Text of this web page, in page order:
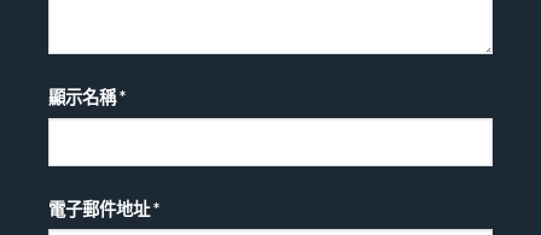
顯示名稱*
電子郵件地址*